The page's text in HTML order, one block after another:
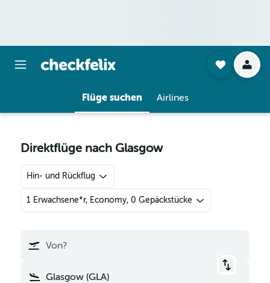
Flüge suchen Airlines
Direktflüge nach Glasgow
Hin- und Rückflug
1 Erwachsene*r, Economy, 0 Gepäckstücke
Von?
Glasgow (GLA)